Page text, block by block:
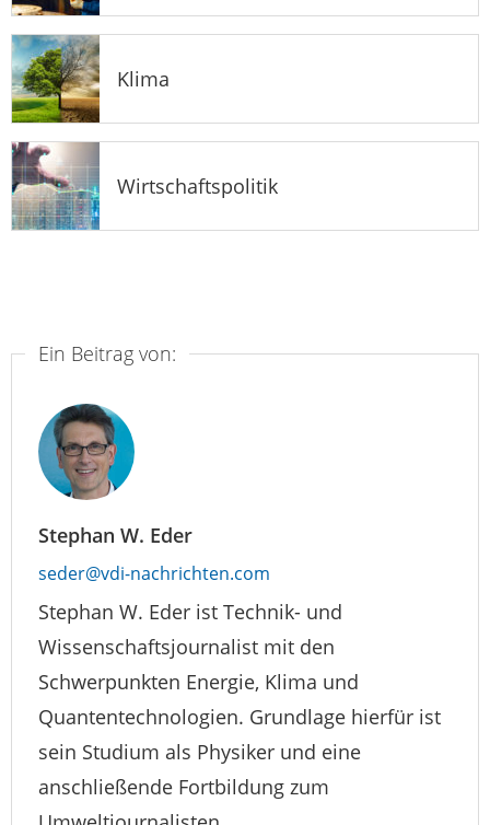
Klima
Wirtschaftspolitik
Ein Beitrag von:
Stephan W. Eder
seder@vdi-nachrichten.com
Stephan W. Eder ist Technik- und
Wissenschaftsjournalist mit den
Schwerpunkten Energie, Klima und
Quantentechnologien. Grundlage hierfür ist
sein Studium als Physiker und eine
anschließende Fortbildung zum